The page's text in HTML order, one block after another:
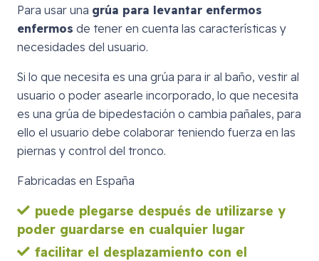
era:
1.100,00 €.
es:
1.040,00 €.
Para usar una grúa para levantar enfermos
enfermos de tener en cuenta las características y
necesidades del usuario.
Si lo que necesita es una grúa para ir al baño, vestir al
usuario o poder asearle incorporado, lo que necesita
es una grúa de bipedestación o cambia pañales, para
ello el usuario debe colaborar teniendo fuerza en las
piernas y control del tronco.
Fabricadas en España
puede plegarse después de utilizarse y
poder guardarse en cualquier lugar
facilitar el desplazamiento con el